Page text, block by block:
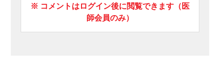
※ コメントはログイン後に閲覧できます（医
師会員のみ）